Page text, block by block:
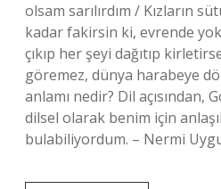
olsam sarılırdım / Kızların
kadar fakirsin ki, evrende
çıkıp her şeyi dağıtıp
göremez, dünya harabeye
anlamı nedir? Dil açısından,
dilsel olarak benim için
bulabiliyordum. – Nermi